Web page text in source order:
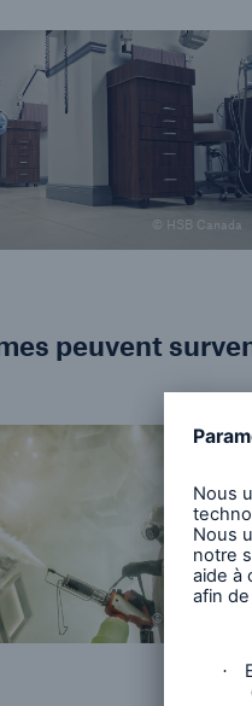
© HSB Canada
peuvent
© Getty Images